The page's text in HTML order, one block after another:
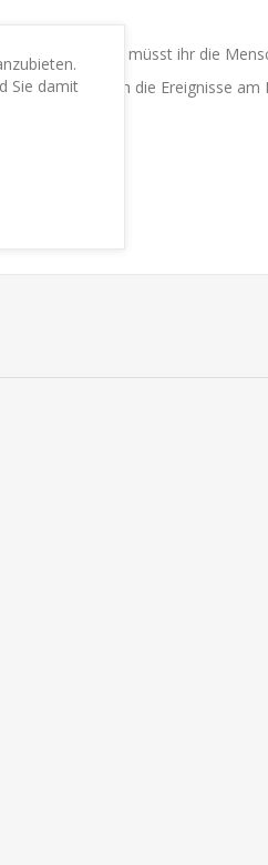
zu bringen, müsst ihr die
wie sich die Ereignisse am
Sie damit